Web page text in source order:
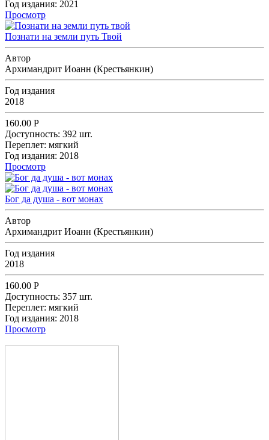
Год издания: 2021
Просмотр
Познати на земли путь Твой
Автор
Архимандрит Иоанн (Крестьянкин)
Год издания
2018
160.00 Р
Доступность: 392 шт.
Переплет: мягкий
Год издания: 2018
Просмотр
Бог да душа - вот монах
Автор
Архимандрит Иоанн (Крестьянкин)
Год издания
2018
160.00 Р
Доступность: 357 шт.
Переплет: мягкий
Год издания: 2018
Просмотр